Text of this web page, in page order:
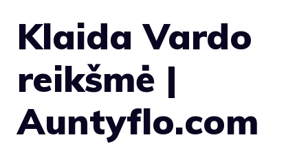
Klaida Vardo
reikšmė |
Auntyflo.com